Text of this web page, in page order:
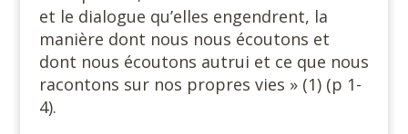
et le dialogue qu’elles engendrent, la
manière dont nous nous écoutons et
dont nous écoutons autrui et ce que nous
racontons sur nos propres vies » (1) (p 1-
4).